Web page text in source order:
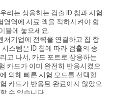
리는 상응하는 검출 ID 칩과 시험
영역에 시료 액을 적하시켜야 합
블에 놓으세요.
처기업에 전력을 연결하고 칩 항
스템은 ID 칩에 따라 검출의 종
고 나서, 카드 포트로 상응하는
카드가 이미 완전히 반응시켰으
의해 빠른 시험 모드를 선택할
카드가 반응된 완료이지 않았으